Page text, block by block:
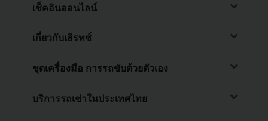
เช็คอินออนไลน์
เกี่ยวกับเฮิรทซ์
ชุดเครื่องมือ การรถขับด้วยตัวเอง
บริการรถเช่าในประเทศไทย